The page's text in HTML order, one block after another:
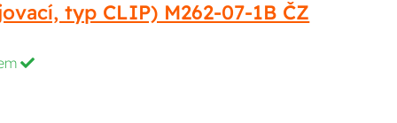
typ CLIP) M262-07-1B ČZ